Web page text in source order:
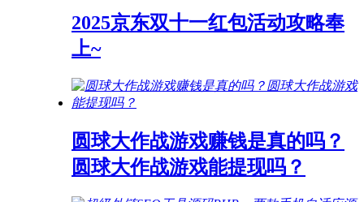
2025京东双十一红包活动攻略奉
上~
圆球大作战游戏赚钱是真的吗？
圆球大作战游戏能提现吗？